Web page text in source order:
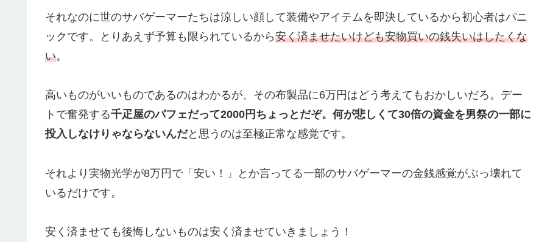
それなのに世のサバゲーマーたちは涼しい顔して装備やアイテムを即決しているから初心者はパニ
ックです。とりあえず予算も限られているから安く済ませたいけども安物買いの銭失いはしたくな
い。
高いものがいいものであるのはわかるが、その布製品に6万円はどう考えてもおかしいだろ。デー
トで奮発する千疋屋のパフェだって2000円ちょっとだぞ。 何が悲しくて30倍の資金を男祭の一部に
投入しなけりゃならないんだと思うのは至極正常な感覚です。
それより実物光学が8万円で「安い！」とか言ってる一部のサバゲーマーの金銭感覚がぶっ壊れて
いるだけです。
安く済ませても後悔しないものは安く済ませていきましょう！